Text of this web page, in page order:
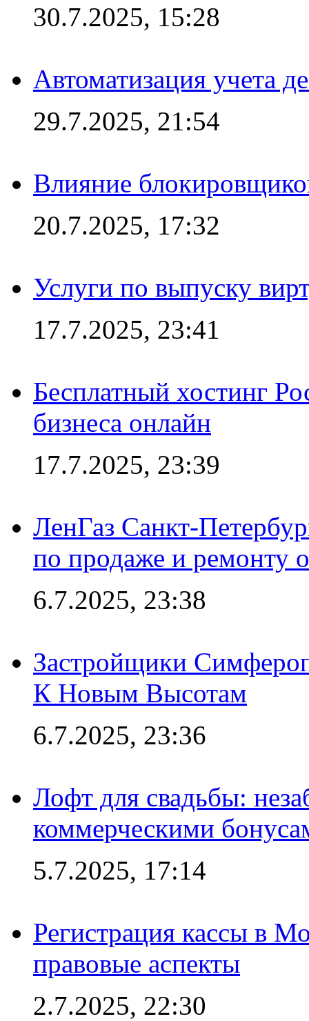
30.7.2025, 15:28
Автоматизация учета
29.7.2025, 21:54
Влияние
20.7.2025, 17:32
Услуги по выпуску
17.7.2025, 23:41
Бесплатный хостинг
бизнеса онлайн
17.7.2025, 23:39
ЛенГаз Санкт-
по продаже и ремонту
6.7.2025, 23:38
Застройщики
К Новым Высотам
6.7.2025, 23:36
Лофт для свадьбы:
коммерческими
5.7.2025, 17:14
Регистрация кассы в
правовые аспекты
2.7.2025, 22:30